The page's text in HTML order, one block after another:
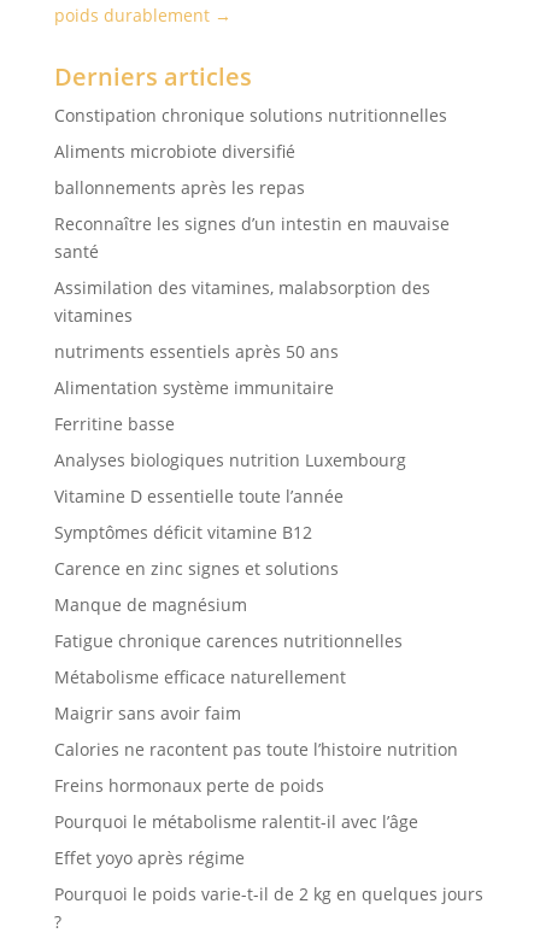
poids durablement→
Derniers articles
Constipation chronique solutions nutritionnelles
Aliments microbiote diversifié
ballonnements après les repas
Reconnaître les signes d’un intestin en mauvaise
santé
Assimilation des vitamines, malabsorption des
vitamines
nutriments essentiels après 50 ans
Alimentation système immunitaire
Ferritine basse
Analyses biologiques nutrition Luxembourg
Vitamine D essentielle toute l’année
Symptômes déficit vitamine B12
Carence en zinc signes et solutions
Manque de magnésium
Fatigue chronique carences nutritionnelles
Métabolisme efficace naturellement
Maigrir sans avoir faim
Calories ne racontent pas toute l’histoire nutrition
Freins hormonaux perte de poids
Pourquoi le métabolisme ralentit-il avec l’âge
Effet yoyo après régime
Pourquoi le poids varie-t-il de 2 kg en quelques jours
?